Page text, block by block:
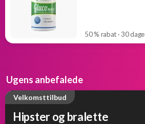
50 % rabat · 30 dage
Ugens anbefalede
Velkomsttilbud
Hipster og bralette